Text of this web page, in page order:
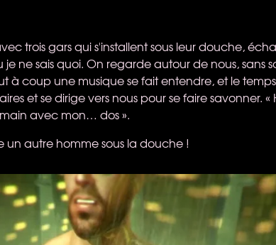
trois gars qui s'installent sous leur douche,
ne sais quoi. On regarde autour de nous, sans
à coup une musique se fait entendre, et le
et se dirige vers nous pour se faire savonner.
avec mon… dos ».
un autre homme sous la douche !